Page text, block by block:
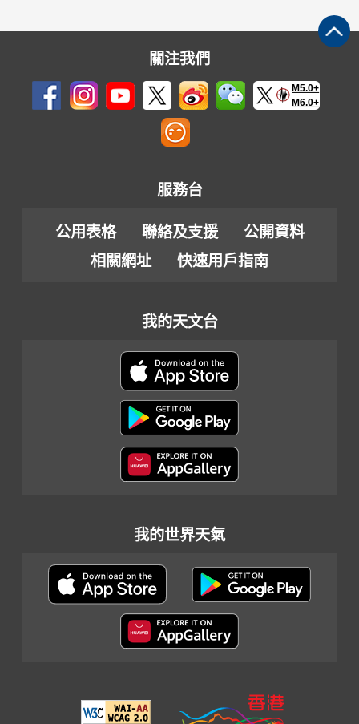
關注我們
M5.0+
M6.0+
服務台
公用表格 聯絡及支援
公開資料
相關網址
快速用戶指南
我的天文台
我的世界天氣